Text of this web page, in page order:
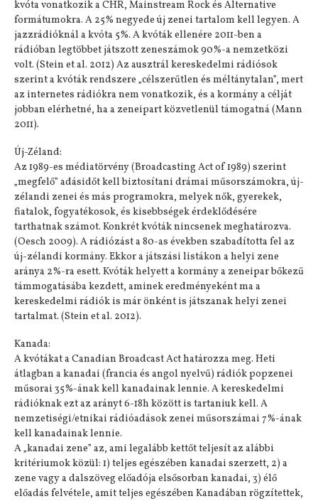
kvóta vonatkozik a CHR, Mainstream Rock és Alternative
formátumokra. A 25% negyede új zenei tartalom kell legyen. A
jazzrádióknál a kvóta 5%. A kvóták ellenére 2011-ben a
rádióban legtöbbet játszott zeneszámok 90%-a nemzetközi
volt. (Stein et al. 2012) Az ausztrál kereskedelmi rádiósok
szerint a kvóták rendszere „célszerűtlen és méltánytalan”, mert
az internetes rádiókra nem vonatkozik, és a kormány a célját
jobban elérhetné, ha a zeneipart közvetlenül támogatná (Mann
2011).
Új-Zéland:
Az 1989-es médiatörvény (Broadcasting Act of 1989) szerint
„megfelő” adásidőt kell biztosítani drámai műsorszámokra, új-
zélandi zenei és más programokra, melyek nők, gyerekek,
fiatalok, fogyatékosok, és kisebbségek érdeklődésére
tarthatnak számot. Konkrét kvóták nincsenek meghatározva.
(Oesch 2009). A rádiózást a 80-as években szabadította fel az
új-zélandi kormány. Ekkor a játszási listákon a helyi zene
aránya 2%-ra esett. Kvóták helyett a kormány a zeneipar bőkezű
támmogatásába kezdett, aminek eredményeként ma a
kereskedelmi rádiók is már önként is játszanak helyi zenei
tartalmat. (Stein et al. 2012).
Kanada:
A kvótákat a Canadian Broadcast Act határozza meg. Heti
átlagban a kanadai (francia és angol nyelvű) rádiók popzenei
műsorai 35%-ának kell kanadainak lennie. A kereskedelmi
rádióknak ezt az arányt 6-18h között is tartaniuk kell. A
nemzetiségi/etnikai rádióadások zenei műsorszámai 7%-ának
kell kanadainak lennie.
A „kanadai zene” az, ami legalább kettőt teljesít az alábbi
kritériumok közül: 1) teljes egészében kanadai szerzett, 2) a
zene vagy a dalszöveg előadója elsősorban kanadai, 3) élő
előadás felvétele, amit teljes egészében Kanadában rögzítettek,